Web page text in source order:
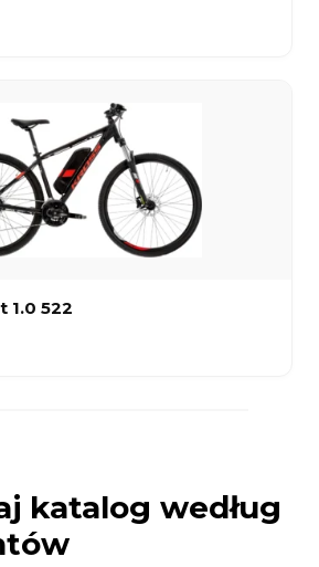
1.0 522
katalog według